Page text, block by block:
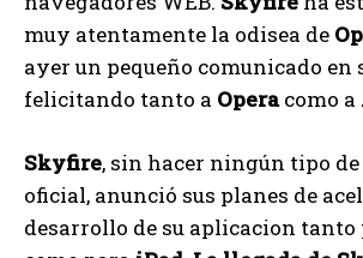
muy atentamente la odisea de
ayer un pequeño comunicado en
felicitando tanto a Operacomo a
Skyfire, sin hacer ningún tipo
oficial, anunció sus planes de
desarrollo de su aplicacion tanto